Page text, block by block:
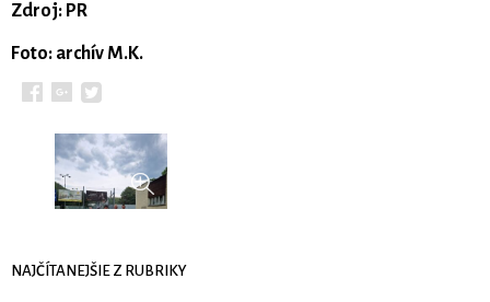
Zdroj: PR
Foto: archív M.K.
NAJČÍTANEJŠIE Z RUBRIKY